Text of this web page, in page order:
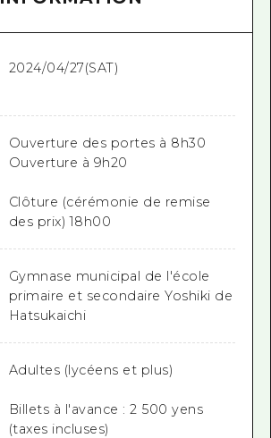
2024/04/27(SAT)
Ouverture des portes à 8h30
Ouverture à 9h20
Clôture (cérémonie de remise
des prix) 18h00
Gymnase municipal de l'école
primaire et secondaire Yoshiki de
Hatsukaichi
Adultes (lycéens et plus)
Billets à l'avance : 2 500 yens
(taxes incluses)